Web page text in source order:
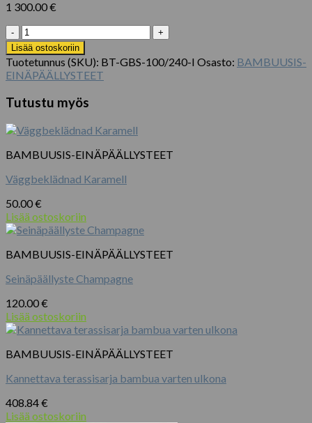
1 300.00€
Udsolgt.
Halv
Rund
Bambus
Hegn
Screen
100
240
cm.
määrä
Lisää ostoskoriin
Tuotetunnus (SKU): BT-GBS-100/240-I Osasto: BAMBUUSIS-
EINÄPÄÄLLYSTEET
Tutustu myös
BAMBUUSIS-EINÄPÄÄLLYSTEET
Väggbeklädnad Karamell
50.00€
Lisää ostoskoriin
BAMBUUSIS-EINÄPÄÄLLYSTEET
Seinäpäällyste Champagne
120.00€
Lisää ostoskoriin
BAMBUUSIS-EINÄPÄÄLLYSTEET
Kannettava terassisarja bambua varten ulkona
408.84€
Lisää ostoskoriin